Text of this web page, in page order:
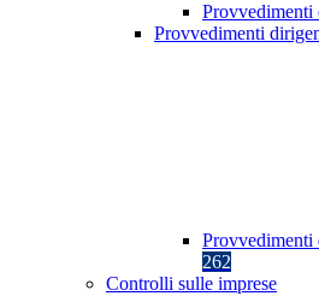
Provvedimenti
Provvedimenti
262
Controlli sulle imprese